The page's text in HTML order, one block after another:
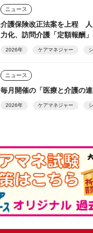
ニュース
介護保険改正法案を上程
力化、訪問介護「定額報酬
2026年 ケアマネジャー
ニュース
毎月開催の「医療と介護の連
2026年 ケアマネジャー